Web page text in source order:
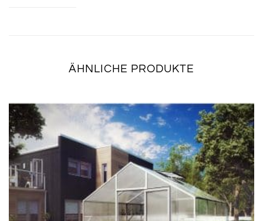
ÄHNLICHE PRODUKTE